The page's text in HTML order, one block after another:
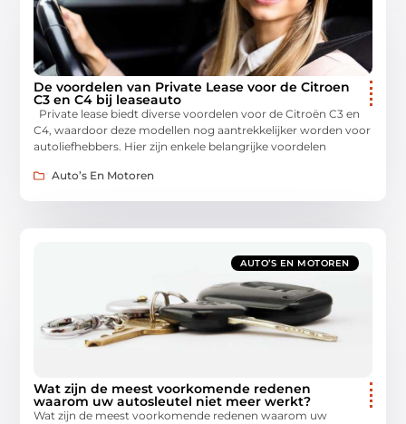
De voordelen van Private Lease voor de Citroen
C3 en C4 bij leaseauto
Private lease biedt diverse voordelen voor de Citroën C3 en
C4, waardoor deze modellen nog aantrekkelijker worden voor
autoliefhebbers. Hier zijn enkele belangrijke voordelen
Auto’s En Motoren
AUTO’S EN MOTOREN
Wat zijn de meest voorkomende redenen
waarom uw autosleutel niet meer werkt?
Wat zijn de meest voorkomende redenen waarom uw